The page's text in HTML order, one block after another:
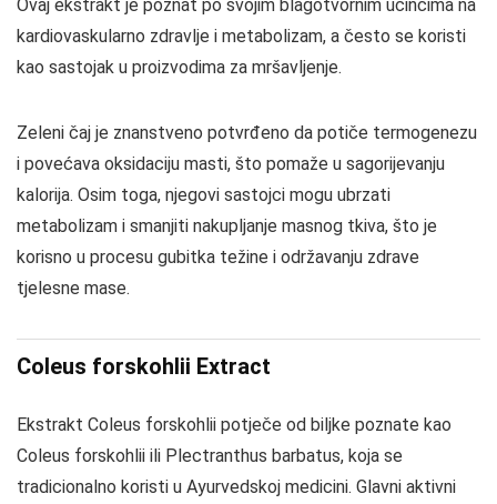
Ovaj ekstrakt je poznat po svojim blagotvornim učincima na
kardiovaskularno zdravlje i metabolizam, a često se koristi
kao sastojak u proizvodima za mršavljenje.
Zeleni čaj je znanstveno potvrđeno da potiče termogenezu
i povećava oksidaciju masti, što pomaže u sagorijevanju
kalorija. Osim toga, njegovi sastojci mogu ubrzati
metabolizam i smanjiti nakupljanje masnog tkiva, što je
korisno u procesu gubitka težine i održavanju zdrave
tjelesne mase.
Coleus forskohlii Extract
Ekstrakt Coleus forskohlii potječe od biljke poznate kao
Coleus forskohlii ili Plectranthus barbatus, koja se
tradicionalno koristi u Ayurvedskoj medicini. Glavni aktivni